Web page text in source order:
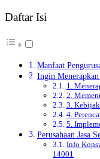
Daftar Isi
Manfaat
Ingin
1.
2.
3.
4.
5.
Perusahaan Jasa
Info
14001